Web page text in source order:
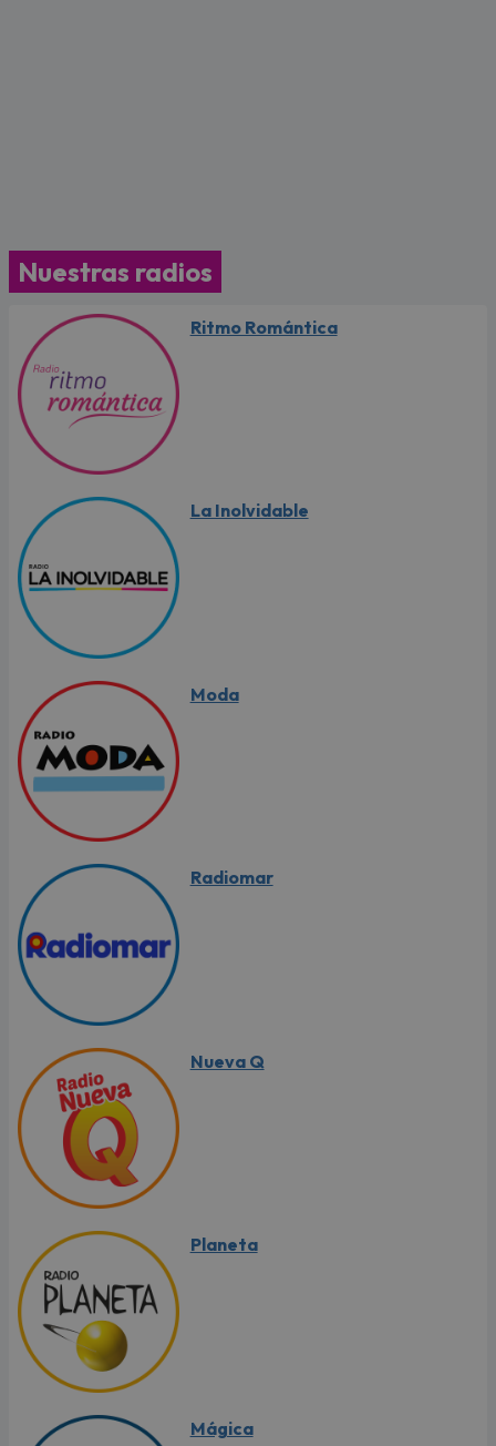
Nuestras radios
Ritmo Romántica
La Inolvidable
Moda
Radiomar
Nueva Q
Planeta
Mágica